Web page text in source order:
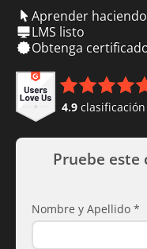
Aprender haciendo
LMS listo
Obtenga
4.9 clasificación
Pruebe este
Nombre y Apellido *